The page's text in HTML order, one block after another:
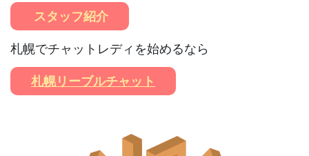
スタッフ紹介
札幌でチャットレディを始めるなら
札幌リーブルチャット